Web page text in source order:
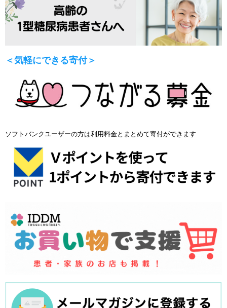
＜気軽にできる寄付＞
ソフトバンクユーザーの方は利用料金とまとめて寄付ができます